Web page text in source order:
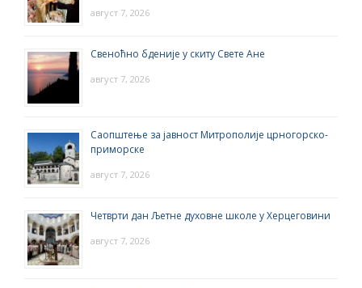
август 7, 2026
Свеноћно бденије у скиту Свете Ане
август 7, 2026
Саопштење за јавност Митрополије црногорско-
приморске
август 7, 2026
Четврти дан Љетне духовне школе у Херцеговини
август 7, 2026